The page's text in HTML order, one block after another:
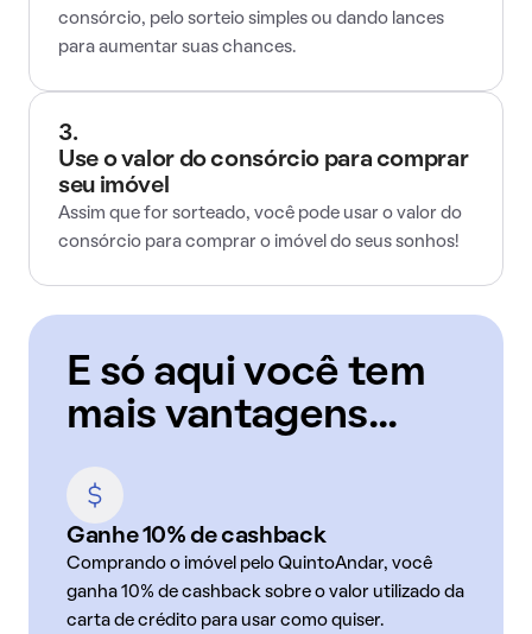
consórcio, pelo sorteio simples ou dando lances
para aumentar suas chances.
3.
Use o valor do consórcio para comprar
seu imóvel
Assim que for sorteado, você pode usar o valor do
consórcio para comprar o imóvel do seus sonhos!
E só aqui você tem
mais vantagens...
Ganhe 10% de cashback
Comprando o imóvel pelo QuintoAndar, você
ganha 10% de cashback sobre o valor utilizado da
carta de crédito para usar como quiser.